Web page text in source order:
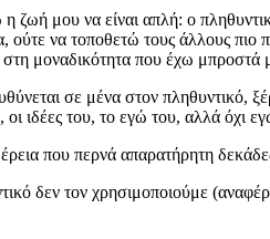
μου να είναι απλή: ο
ούτε να τοποθετώ τους άλλους
μοναδικότητα που έχω μπροστά
σε μένα στον πληθυντικό,
οι ιδέες του, το εγώ του, αλλά όχι
που περνά απαρατήρητη
δεν τον χρησιμοποιούμε